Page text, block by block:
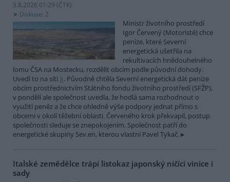
5.8.2026 01:29 (ČTK)
Diskuse: 2
Ministr životního prostředí
Igor Červený (Motoristé) chce
peníze, které Severní
energetická ušetřila na
rekultivacích hnědouhelného
lomu ČSA na Mostecku, rozdělit obcím podle původní dohody.
Uvedl to na síti X. Původně chtěla Severní energetická dát peníze
obcím prostřednictvím Státního fondu životního prostředí (SFŽP),
v pondělí ale společnost uvedla, že hodlá sama rozhodnout o
využití peněz a že chce ohledně výše podpory jednat přímo s
obcemi v okolí těžební oblasti. Červeného krok překvapil, postup
společnosti sleduje se znepokojením. Společnost patří do
energetické skupiny Sev.en, kterou vlastní Pavel Tykač.
Italské zemědělce trápí listokaz japonský ničící vinice i
sady